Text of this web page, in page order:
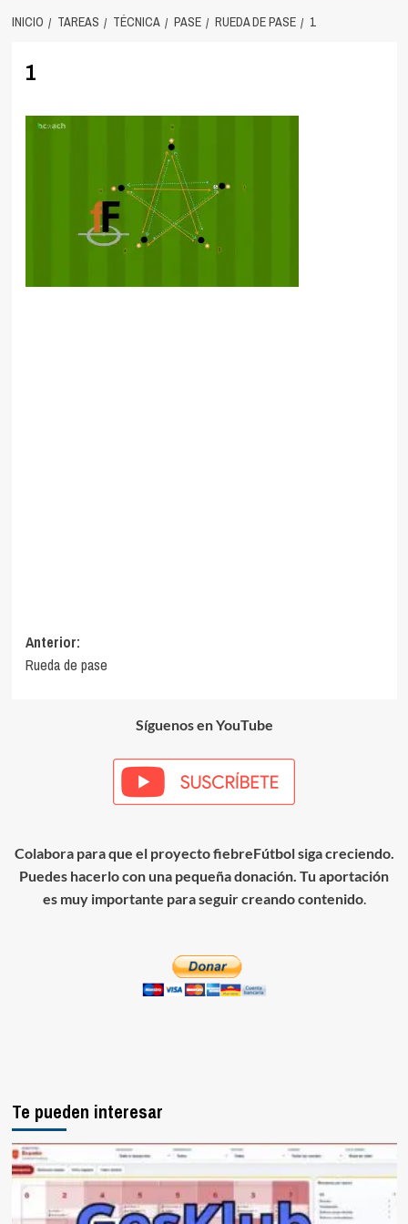
INICIO TAREAS TÉCNICA PASE RUEDA DE PASE 1
1
Navegación
de
Anterior:
Rueda de pase
Síguenos en YouTube
Colabora para que el proyecto fiebreFútbol siga creciendo.
Puedes hacerlo con una pequeña donación. Tu aportación
es muy importante para seguir creando contenido.
Te pueden interesar